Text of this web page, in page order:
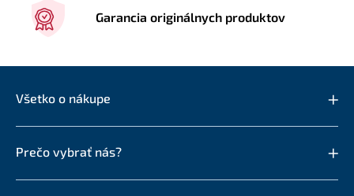
Garancia originálnych produktov
Všetko o nákupe
Prečo vybrať nás?